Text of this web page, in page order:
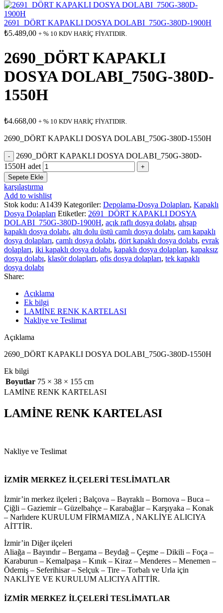
2691_DÖRT KAPAKLI DOSYA DOLABI_750G-380D-1900H
₺5.489,00 + % 10 KDV HARİÇ FİYATIDIR.
2690_DÖRT KAPAKLI
DOSYA DOLABI_750G-380D-
1550H
₺4.668,00 + % 10 KDV HARİÇ FİYATIDIR.
2690_DÖRT KAPAKLI DOSYA DOLABI_750G-380D-1550H
2690_DÖRT KAPAKLI DOSYA DOLABI_750G-380D-
1550H adet
Sepete Ekle
karşılaştırma
Add to wishlist
Stok kodu: A1439 Kategoriler: Depolama-Dosya Dolapları, Kapaklı
Dosya Dolapları Etiketler: 2691_DÖRT KAPAKLI DOSYA
DOLABI_750G-380D-1900H, açık raflı dosya dolabı, ahşap
kapaklı dosya dolabı, altı dolu üstü camlı dosya dolabı, cam kapaklı
dosya dolapları, camlı dosya dolabı, dört kapaklı dosya dolabı, evrak
dolapları, iki kapaklı dosya dolabı, kapaklı dosya dolapları, kapaksız
dosya dolabı, klasör dolapları, ofis dosya dolapları, tek kapaklı
dosya dolabı
Share:
Açıklama
Ek bilgi
LAMİNE RENK KARTELASI
Nakliye ve Teslimat
Açıklama
2690_DÖRT KAPAKLI DOSYA DOLABI_750G-380D-1550H
Ek bilgi
Boyutlar 75 × 38 × 155 cm
LAMİNE RENK KARTELASI
LAMİNE RENK KARTELASI
Nakliye ve Teslimat
İZMİR MERKEZ İLÇELERİ TESLİMATLAR
İzmir’in merkez ilçeleri ; Balçova – Bayraklı – Bornova – Buca –
Çiğli – Gaziemir – Güzelbahçe – Karabağlar – Karşıyaka – Konak
– Narlıdere KURULUM FİRMAMIZA , NAKLİYE ALICIYA
AİTTİR.
İzmir’in Diğer ilçeleri
Aliağa – Bayındır – Bergama – Beydağ – Çeşme – Dikili – Foça –
Karaburun – Kemalpaşa – Kınık – Kiraz – Menderes – Menemen –
Ödemiş – Seferihisar – Selçuk – Tire – Torbalı ve Urla için
NAKLİYE VE KURULUM ALICIYA AİTTİR.
İZMİR MERKEZ İLÇELERİ TESLİMATLAR